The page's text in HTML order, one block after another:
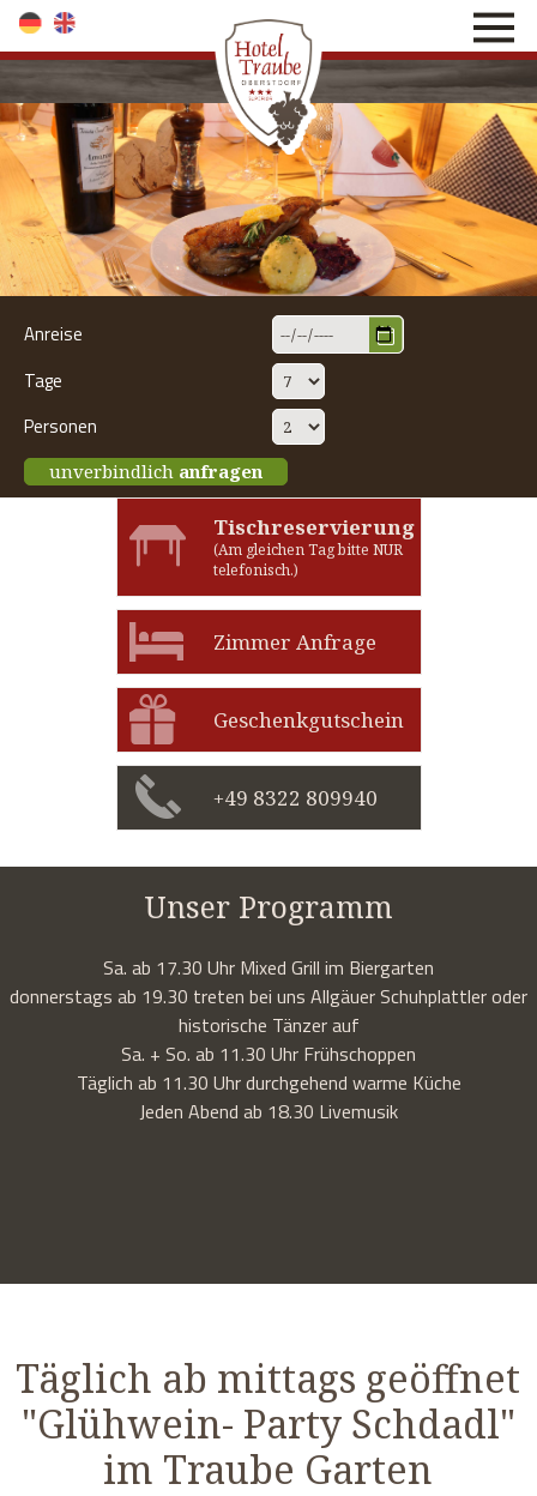
direkt zur Navigation
direkt zum Inhalt
Anreise
Tage
Personen
unverbindlich anfragen
Unser Programm
Sa. ab 17.30 Uhr Mixed Grill im Biergarten
donnerstags ab 19.30 treten bei uns Allgäuer Schuhplattler oder
historische Tänzer auf
Sa. + So. ab 11.30 Uhr Frühschoppen
Täglich ab 11.30 Uhr durchgehend warme Küche
Jeden Abend ab 18.30 Livemusik
Tischreservierung
(Am gleichen Tag bitte NUR
telefonisch.)
Zimmer Anfrage
Geschenkgutschein
+49 8322 809940
Täglich ab mittags geöffnet
"Glühwein- Party Schdadl"
im Traube Garten